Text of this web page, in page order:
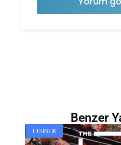
Benzer
ETKINLIK